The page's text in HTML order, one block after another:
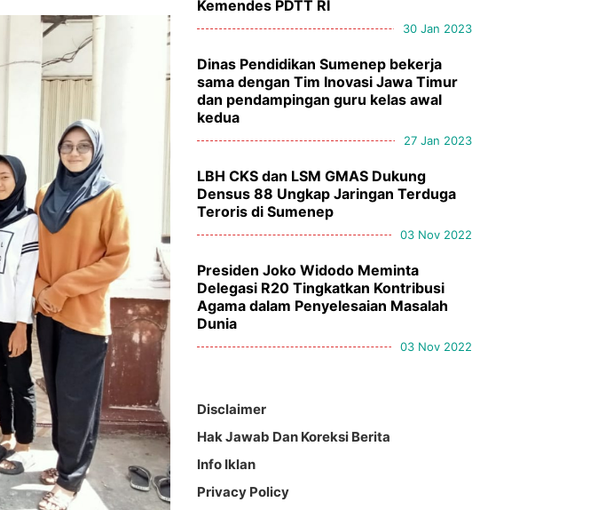
Kemendes PDTT RI
30 Jan 2023
Dinas Pendidikan Sumenep bekerja
sama dengan Tim Inovasi Jawa Timur
dan pendampingan guru kelas awal
kedua
27 Jan 2023
LBH CKS dan LSM GMAS Dukung
Densus 88 Ungkap Jaringan Terduga
Teroris di Sumenep
03 Nov 2022
Presiden Joko Widodo Meminta
Delegasi R20 Tingkatkan Kontribusi
Agama dalam Penyelesaian Masalah
Dunia
03 Nov 2022
Disclaimer
Hak Jawab Dan Koreksi Berita
Info Iklan
Privacy Policy